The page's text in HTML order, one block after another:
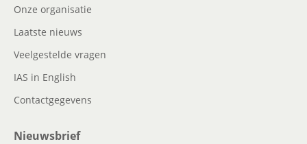
Onze organisatie
Laatste nieuws
Veelgestelde vragen
IAS in English
Contactgegevens
Nieuwsbrief